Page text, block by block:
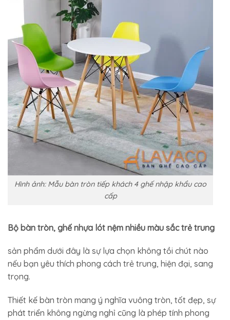
Hình ảnh: Mẫu bàn tròn tiếp khách 4 ghế nhập khẩu cao
cấp
Bộ bàn tròn, ghế nhựa lót nệm nhiều màu sắc trẻ trung
sản phẩm dưới đây là sự lựa chọn không tồi chút nào
nếu bạn yêu thích phong cách trẻ trung, hiện đại, sang
trọng.
Thiết kế bàn tròn mang ý nghĩa vuông tròn, tốt đẹp, sự
phát triển không ngừng nghỉ cũng là phép tính phong